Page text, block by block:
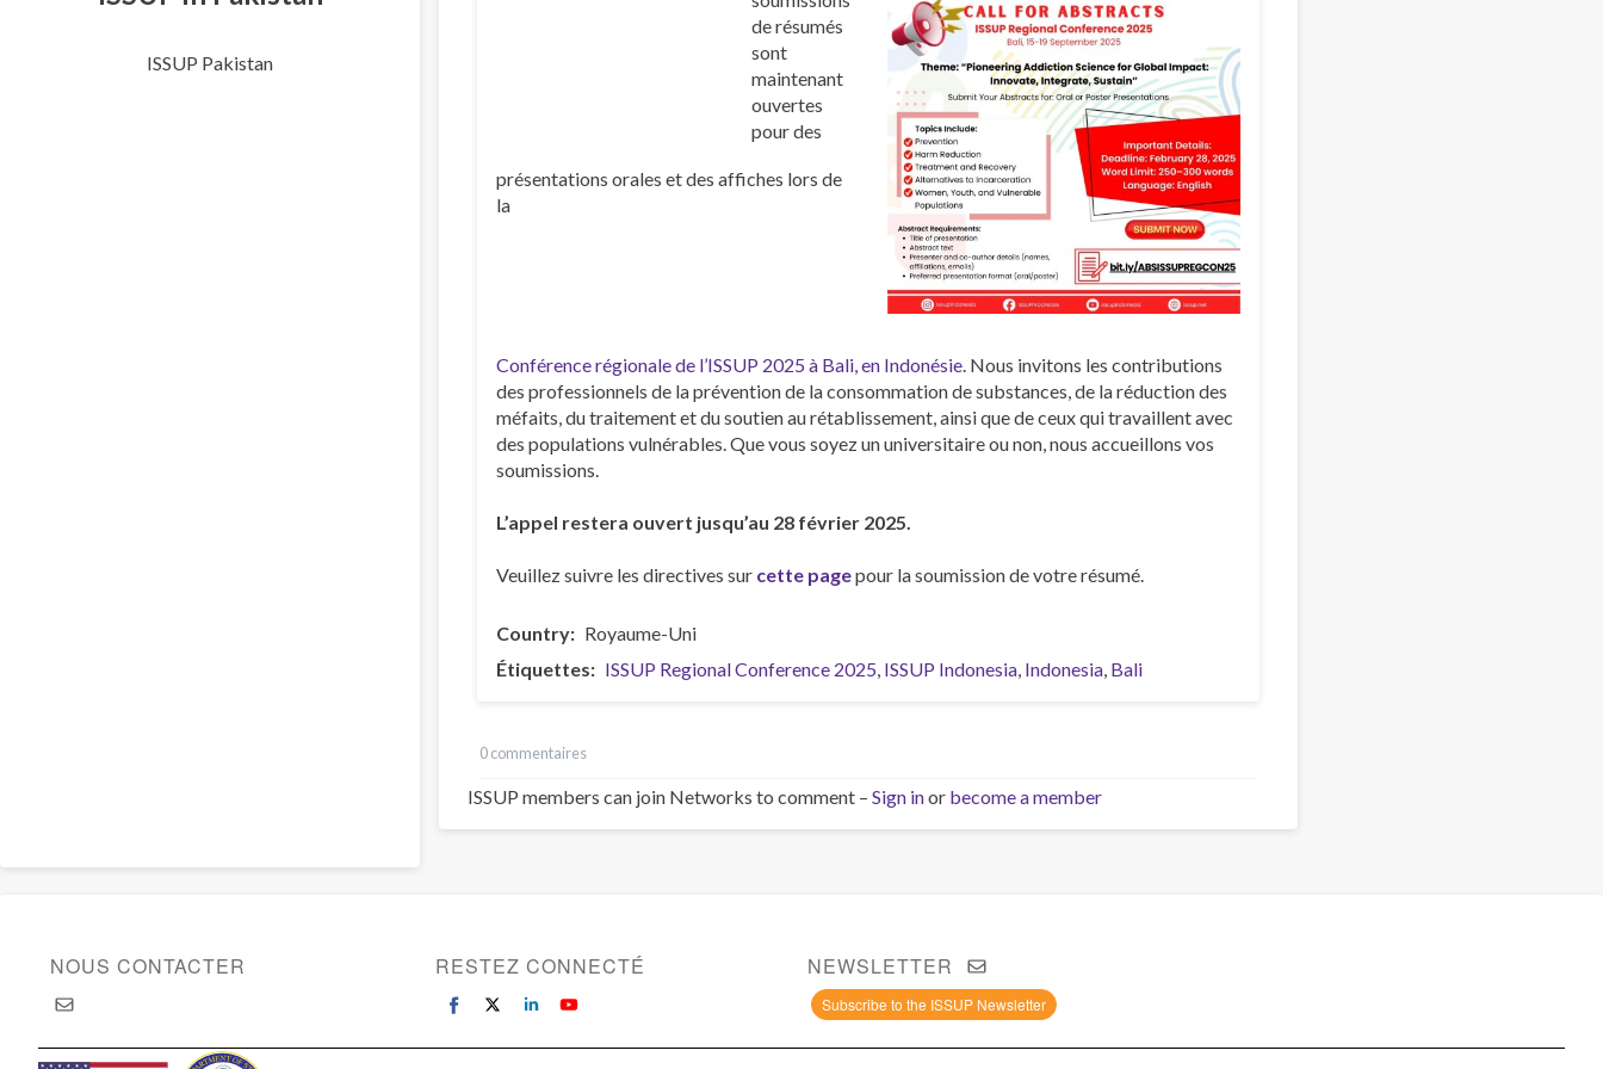
ISSUP Pakistan
de résumés
sont
maintenant
ouvertes
pour des
présentations orales et des affiches lors de
la
Conférence régionale de l’ISSUP 2025 à Bali, en Indonésie. Nous invitons les contributions
des professionnels de la prévention de la consommation de substances, de la réduction des
méfaits, du traitement et du soutien au rétablissement, ainsi que de ceux qui travaillent avec
des populations vulnérables. Que vous soyez un universitaire ou non, nous accueillons vos
soumissions.
L’appel restera ouvert jusqu’au 28 février 2025.
Veuillez suivre les directives sur cette pagepour la soumission de votre résumé.
Country
Royaume-Uni
Étiquettes
ISSUP Regional Conference 2025 ISSUP Indonesia Indonesia Bali
0 commentaires
ISSUP members can join Networks to comment – Sign inor become a member
NOUS CONTACTER RESTEZ CONNECTÉ NEWSLETTER
Subscribe to the ISSUP Newsletter